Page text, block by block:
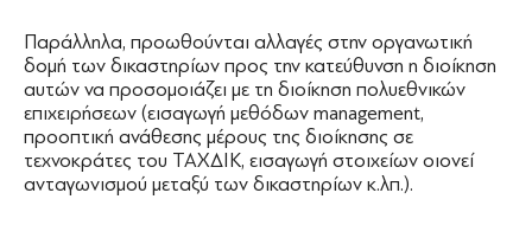
Παράλληλα, προωθούνται αλλαγές στην οργανωτική
δομή των δικαστηρίων προς την κατεύθυνση η διοίκηση
αυτών να προσομοιάζει με τη διοίκηση πολυεθνικών
επιχειρήσεων (εισαγωγή μεθόδων management,
προοπτική ανάθεσης μέρους της διοίκησης σε
τεχνοκράτες του ΤΑΧΔΙΚ, εισαγωγή στοιχείων οιονεί
ανταγωνισμού μεταξύ των δικαστηρίων κ.λπ.).